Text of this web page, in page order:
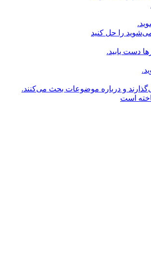
را حل کنید
دست یابید.
و درباره موضوعات بحث می‌کنند.
است